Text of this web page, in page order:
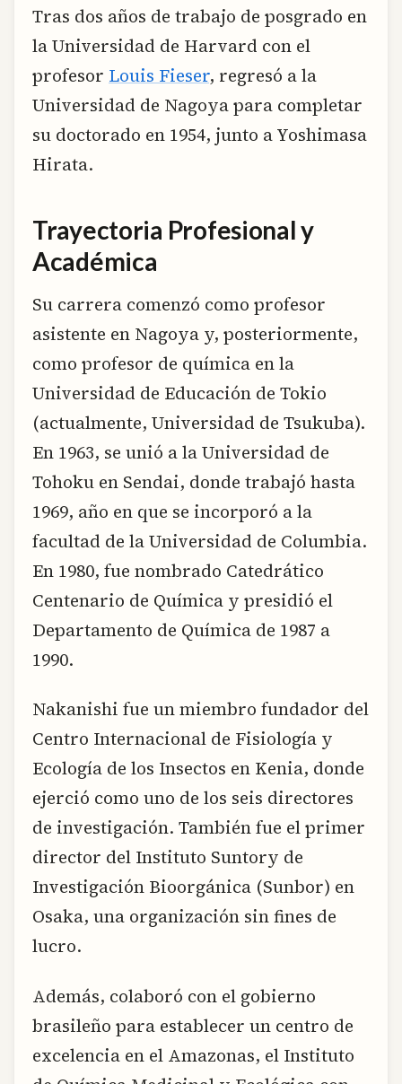
Tras dos años de trabajo de posgrado en
la Universidad de Harvard con el
profesor Louis Fieser, regresó a la
Universidad de Nagoya para completar
su doctorado en 1954, junto a Yoshimasa
Hirata.
Trayectoria Profesional y
Académica
Su carrera comenzó como profesor
asistente en Nagoya y, posteriormente,
como profesor de química en la
Universidad de Educación de Tokio
(actualmente, Universidad de Tsukuba).
En 1963, se unió a la Universidad de
Tohoku en Sendai, donde trabajó hasta
1969, año en que se incorporó a la
facultad de la Universidad de Columbia.
En 1980, fue nombrado Catedrático
Centenario de Química y presidió el
Departamento de Química de 1987 a
1990.
Nakanishi fue un miembro fundador del
Centro Internacional de Fisiología y
Ecología de los Insectos en Kenia, donde
ejerció como uno de los seis directores
de investigación. También fue el primer
director del Instituto Suntory de
Investigación Bioorgánica (Sunbor) en
Osaka, una organización sin fines de
lucro.
Además, colaboró con el gobierno
brasileño para establecer un centro de
excelencia en el Amazonas, el Instituto